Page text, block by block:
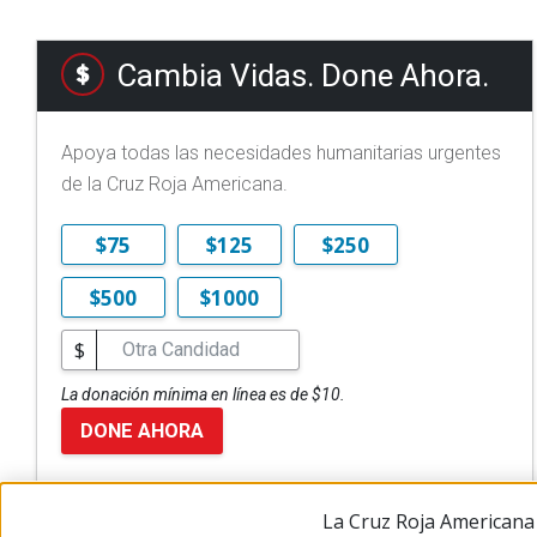
Cambia Vidas. Done Ahora.
Apoya todas las necesidades humanitarias urgentes
de la Cruz Roja Americana.
$75 $125
$250
$500
$1000
$
La donación mínima en línea es de $10.
DONE AHORA
La Cruz Roja